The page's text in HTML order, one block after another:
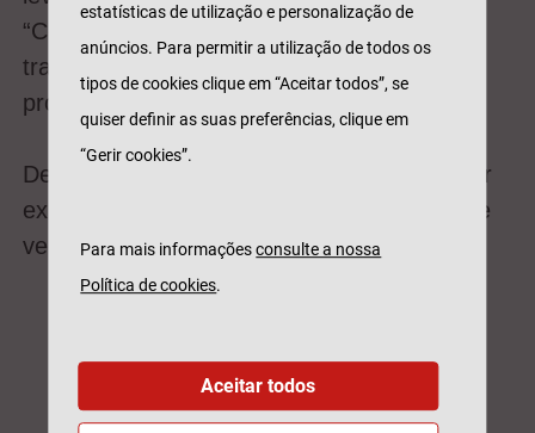
“Connosco é tranquilo”, um mote que
transmite a nossa atuação na prevenção,
proteção e segurança das pessoas.
Desejamos a todos os festivaleiros a melhor
experiência ao melhor som de música neste
verão.
estatísticas de utilização e personalização de
anúncios. Para permitir a utilização de todos os
tipos de cookies clique em “Aceitar todos”, se
quiser definir as suas preferências, clique em
“Gerir cookies”.
Para mais informaçõesconsulte a nossa
Política de cookies.
Aceitar todos